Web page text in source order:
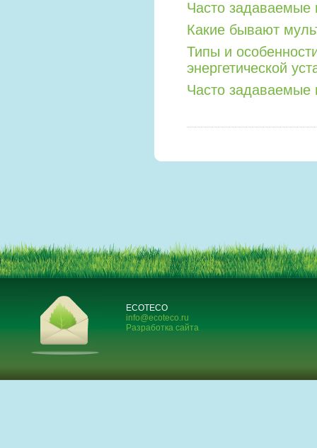
Часто задаваемые
Какие бывают
Типы и
энергетической
Часто задаваемые
ECOTECO
info@ecoteco.ru
Разработка сайта